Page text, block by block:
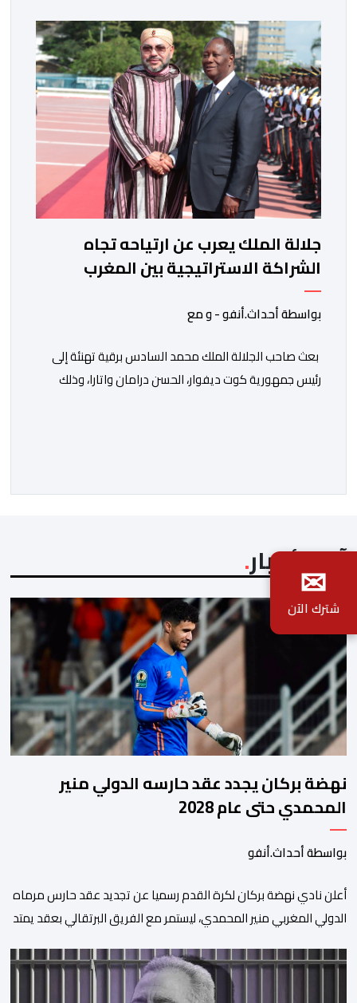
مجددا التعبير لجلالته عن مشاعر الصداقة العميقة والمتينة
التي تكنها فرنسا وشعبها للمغرب وللشعب المغربي. وقال
الرئيس الفرنسي “لا يساورني أي شك في أن […]
جلالة الملك يعرب عن ارتياحه تجاه
الشراكة الاستراتيجية بين المغرب
والكوت ديفوار
بواسطة أحداث.أنفو - و مع
بعث صاحب الجلالة الملك محمد السادس برقية تهنئة إلى
رئيس جمهورية كوت ديفوار، الحسن درامان واتارا، وذلك
المغربية وجمهورية كوت ديفوار، بحكم […]
آخر الأخبار
نهضة بركان يجدد عقد حارسه الدولي منير
المحمدي حتى عام 2028
بواسطة أحداث.أنفو
​أعلن نادي نهضة بركان لكرة القدم رسميا عن تجديد عقد حارس مرماه
الدولي المغربي منير المحمدي، ليستمر مع الفريق البرتقالي بعقد يمتد
على منصات التواصل الاجتماعي، مصحوبا بعبارة “الرحلة مستمرة”، في
إشارة إلى رغبة الإدارة في الحفاظ على ركائز الفريق والتعزيز من
✉
شترك الآن